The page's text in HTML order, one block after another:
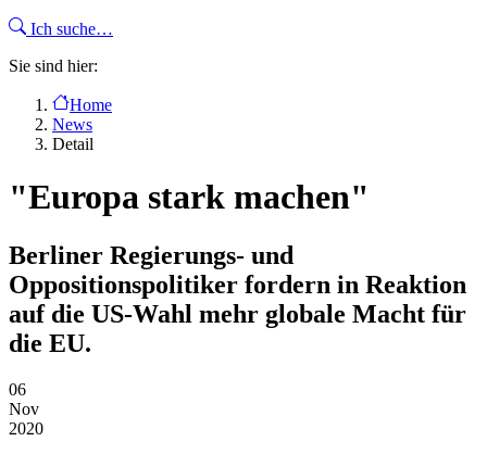
Ich suche…
Sie sind hier:
Home
News
Detail
"Europa stark machen"
Berliner Regierungs- und
Oppositionspolitiker fordern in Reaktion
auf die US-Wahl mehr globale Macht für
die EU.
06
Nov
2020